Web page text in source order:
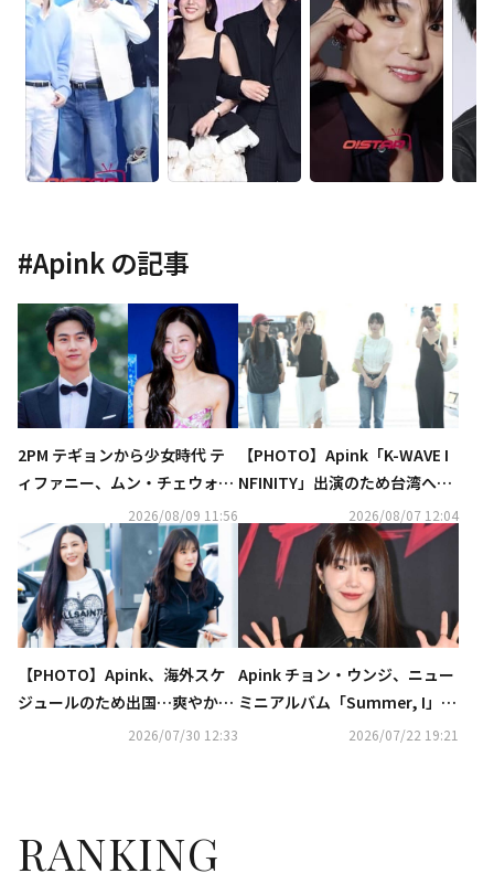
#Apink の記事
2PM テギョンから少女時代 テ
ィファニー、ムン・チェウォン
まで…韓国芸能界は結婚ラッシ
ュ
2026/08/09 11:56
【PHOTO】Apink「K-WAVE I
NFINITY」出演のため台湾へ出
2026/08/07 12:04
【PHOTO】Apink、海外スケ
ジュールのため出国…爽やかな
2026/07/30 12:33
Apink チョン・ウンジ、ニュー
ミニアルバム「Summer, I」で
8月11日にカムバック2026/07/22 19:21
RANKING